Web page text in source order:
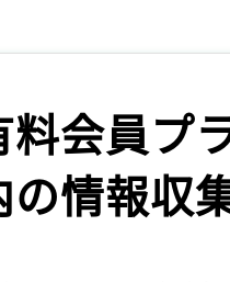
料会員プ
の情報収